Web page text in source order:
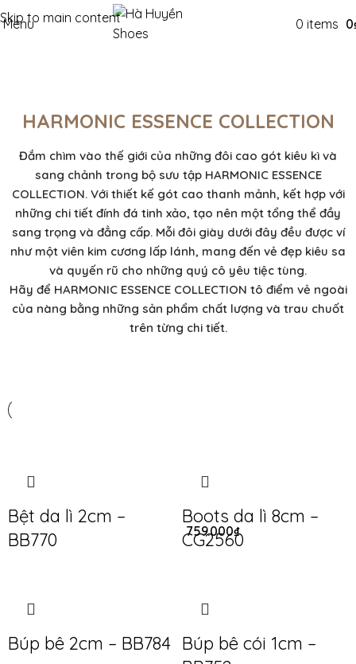
Skip to main content
Menu 0 items 0
HARMONIC ESSENCE COLLECTION
Đắm chìm vào thế giới của những đôi cao gót kiêu kì và
sang chảnh trong bộ sưu tập HARMONIC ESSENCE
COLLECTION. Với thiết kế gót cao thanh mảnh, kết hợp với
những chi tiết đính đá tinh xảo, tạo nên một tổng thể đầy
sang trọng và đẳng cấp. Mỗi đôi giày dưới đây đều được ví
như một viên kim cương lấp lánh, mang đến vẻ đẹp kiêu sa
và quyến rũ cho những quý cô yêu tiệc tùng.
Hãy để HARMONIC ESSENCE COLLECTION tô điểm vẻ ngoài
của nàng bằng những sản phẩm chất lượng và trau chuốt
trên từng chi tiết.
Bệt da lì 2cm –
BB770
Boots da lì 8cm –
CG2560
759.000₫
Búp bê 2cm – BB784 Búp bê cói 1cm –